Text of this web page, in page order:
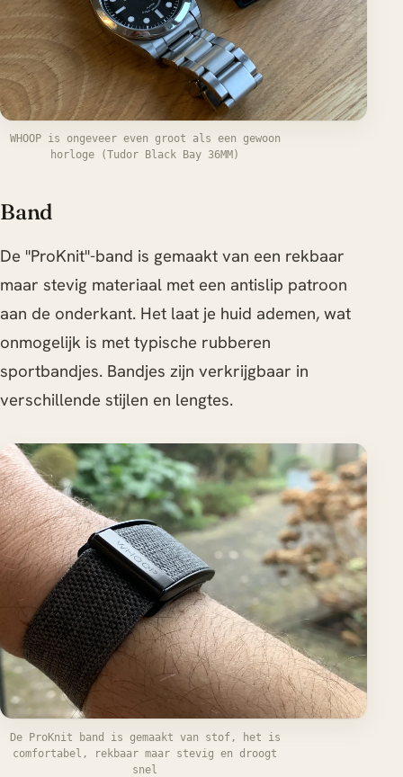
WHOOP is ongeveer even groot als een gewoon
horloge (Tudor Black Bay 36MM)
Band
De "ProKnit"-band is gemaakt van een rekbaar
maar stevig materiaal met een antislip patroon
aan de onderkant. Het laat je huid ademen, wat
onmogelijk is met typische rubberen
sportbandjes. Bandjes zijn verkrijgbaar in
verschillende stijlen en lengtes.
De ProKnit band is gemaakt van stof, het is
comfortabel, rekbaar maar stevig en droogt
snel